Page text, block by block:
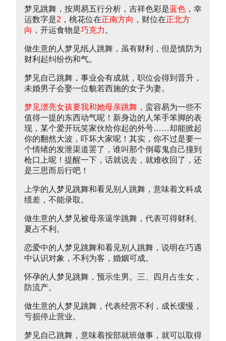
梦见跳舞，按周易五行分析，吉祥色彩是蓝色 ，幸
运数字是2 ，桃花位在正南方向 ，财位在正北方
向 ，开运食物是巧克力 。
做生意的人梦见纸人跳舞，虽有财利，但是慎防为
财利起纠纷伤和气。
梦见自己跳舞，事业会有成就，职位会得到晋升，
未婚男子会娶一位貌若西施的女子为妻。
梦见漂亮女孩要我和她母亲跳舞 ，蛮容易为一些不
值得一提的东西动气呢！新身边的人笨手笨脚的表
现，某个爱开玩笑家伙给你起的外号……却能掀起
你的翻然大波，吓坏大家呢！其实，你不过是要一
个情绪的发泄渠道罢了，谁叫那个倒霉鬼自己撞到
枪口上呢！提醒一下，话就说去，就难收回了，还
是三思而后行吧！
上学的人梦见跳舞和看见别人跳舞，意味着文科成
绩差，不能录取。
做生意的人梦见被母亲逼学跳舞，代表可得财利、
夏占不利。
恋爱中的人梦见跳舞和看见别人跳舞，说明在巧遇
中认识对象，不利为客，婚姻可成。
怀孕的人梦见跳舞，预示生男。三、四月占生女，
防流产。
做生意的人梦见跳舞，代表经营不利，成长缓慢，
亏损停止营业。
梦见自己跳舞，意味着按部就班做事，就可以取得